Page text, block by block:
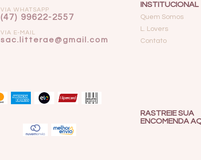
VIA WHATSAPP
(47) 99622-2557
VIA E-MAIL
sac.litterae@gmail.com
INSTITUCIONAL
Quem Somos
L. Lovers
Contato
RASTREIE SUA
ENCOMENDA